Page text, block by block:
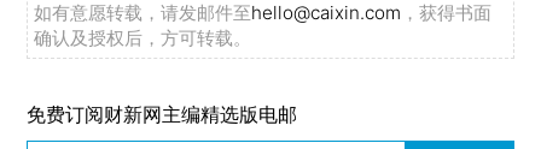
如有意愿转载，请发邮件至hello@caixin.com ，获得书面
确认及授权后，方可转载。
免费订阅财新网主编精选版电邮